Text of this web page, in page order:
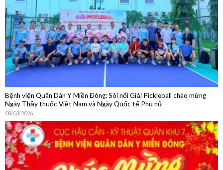
Bệnh viện Quân Dân Y Miền Đông: Sôi nổi Giải Pickleball chào mừng